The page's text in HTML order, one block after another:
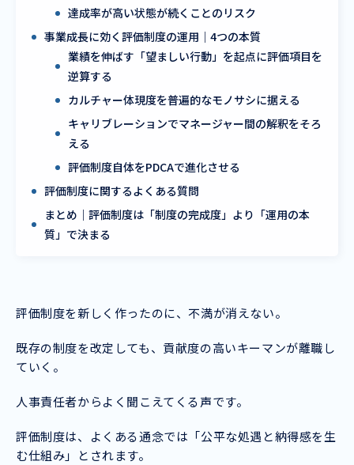
達成率が高い状態が続くことのリスク
事業成長に効く評価制度の運用｜4つの本質
業績を伸ばす「望ましい行動」を起点に評価項目を
逆算する
カルチャー体現度を普遍的なモノサシに据える
キャリブレーションでマネージャー間の解釈をそろ
える
評価制度自体をPDCAで進化させる
評価制度に関するよくある質問
まとめ｜評価制度は「制度の完成度」より「運用の本
質」で決まる
評価制度を新しく作ったのに、不満が消えない。
既存の制度を改定しても、貢献度の高いキーマンが離職し
ていく。
人事責任者からよく聞こえてくる声です。
評価制度は、よくある通念では「公平な処遇と納得感を生
む仕組み」とされます。